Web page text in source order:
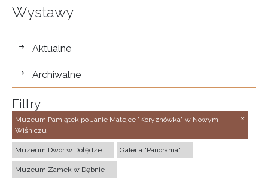
Wystawy
wystawy
Aktualne
Archiwalne
Filtry
Muzeum Pamiątek po Janie Matejce "Koryznówka" w Nowym
Wiśniczu
Muzeum Dwór w Dołędze Galeria "Panorama"
Muzeum Zamek w Dębnie